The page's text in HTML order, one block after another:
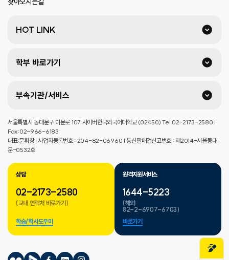
HOT LINK
학부 바로가기
부속기관/서비스
서울특별시 동대문구 이문로 107 사이버한국외국어대학교 (02450) Tel:02-2173-2580 |
Fax:02-966-6183
대표:문휘창 | 사업자등록번호 : 204-82-06960 | 통신판매업신고번호 : 제2014-서울동대
문-0532호
상담
02-2173-2580
(교내 연락처 바로가기)
학습/학사도우미
원격지원서비스
1644-5223
(해외:
82-2-6907-6703)
바로가기